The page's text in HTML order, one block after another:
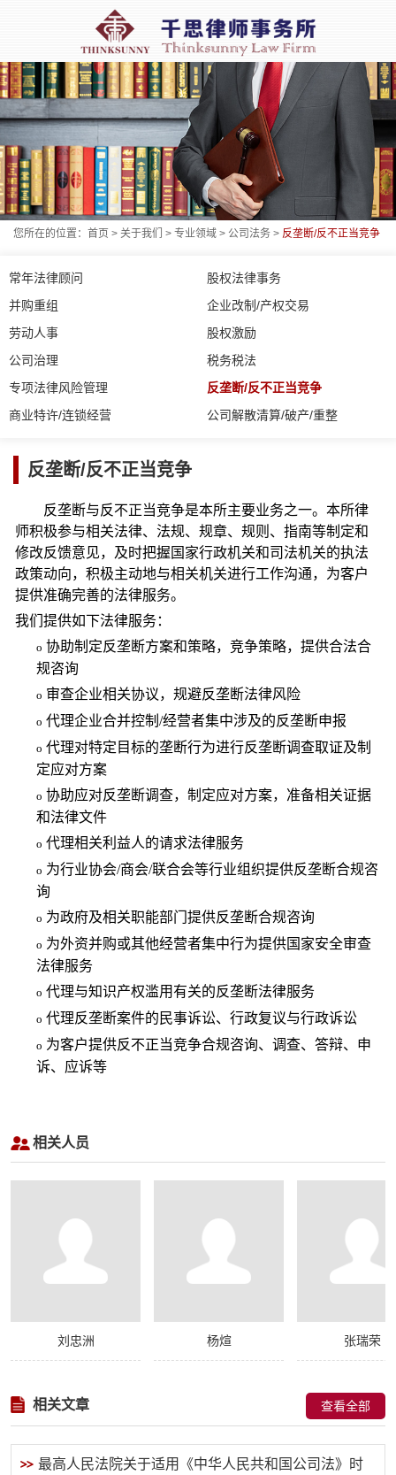
您所在的位置： 首页 > 关于我们 > 专业领域 > 公司法务 > 反垄断/反不正当竞争
常年法律顾问
股权法律事务
并购重组
企业改制/产权交易
劳动人事
股权激励
公司治理
税务税法
专项法律风险管理
反垄断/反不正当竞争
商业特许/连锁经营
公司解散清算/破产/重整
反垄断/反不正当竞争
反垄断与反不正当竞争是本所主要业务之一。本所律
师积极参与相关法律、法规、规章、规则、指南等制定和
修改反馈意见，及时把握国家行政机关和司法机关的执法
政策动向，积极主动地与相关机关进行工作沟通，为客户
提供准确完善的法律服务。
我们提供如下法律服务：
o 协助制定反垄断方案和策略，竞争策略，提供合法合
规咨询
o 审查企业相关协议，规避反垄断法律风险
o 代理企业合并控制/经营者集中涉及的反垄断申报
o 代理对特定目标的垄断行为进行反垄断调查取证及制
定应对方案
o 协助应对反垄断调查，制定应对方案，准备相关证据
和法律文件
o 代理相关利益人的请求法律服务
o 为行业协会/商会/联合会等行业组织提供反垄断合规咨
询
o 为政府及相关职能部门提供反垄断合规咨询
o 为外资并购或其他经营者集中行为提供国家安全审查
法律服务
o 代理与知识产权滥用有关的反垄断法律服务
o 代理反垄断案件的民事诉讼、行政复议与行政诉讼
o 为客户提供反不正当竞争合规咨询、调查、答辩、申
诉、应诉等
相关人员
刘忠洲 杨煊 张瑞荣
查看全部
相关文章
最高人民法院关于适用《中华人民共和国公司法》时